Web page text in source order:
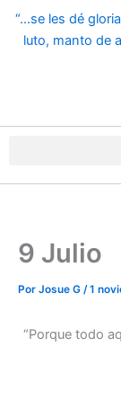
“...se les dé
luto, manto de
9 Julio
Por Josue G /1
“Porque todo